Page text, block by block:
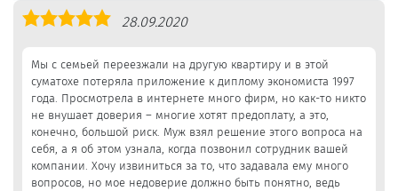
Оценка
28.09.2020
Мы с семьей переезжали на другую квартиру и в этой
суматохе потеряла приложение к диплому экономиста 1997
года. Просмотрела в интернете много фирм, но как-то никто
не внушает доверия – многие хотят предоплату, а это,
конечно, большой риск. Муж взял решение этого вопроса на
себя, а я об этом узнала, когда позвонил сотрудник вашей
компании. Хочу извиниться за то, что задавала ему много
вопросов, но мое недоверие должно быть понятно, ведь